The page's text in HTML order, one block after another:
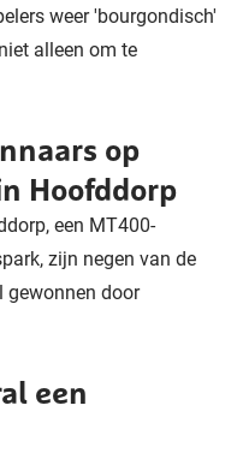
weer 'bourgondisch'
alleen om te
op
Hoofddorp
een MT400-
zijn negen van de
gewonnen door
een